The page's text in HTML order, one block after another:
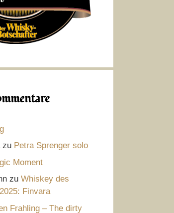
zu Petra Sprenger solo
Moment
zu Whiskey des
Finvara
Frahling – The dirty